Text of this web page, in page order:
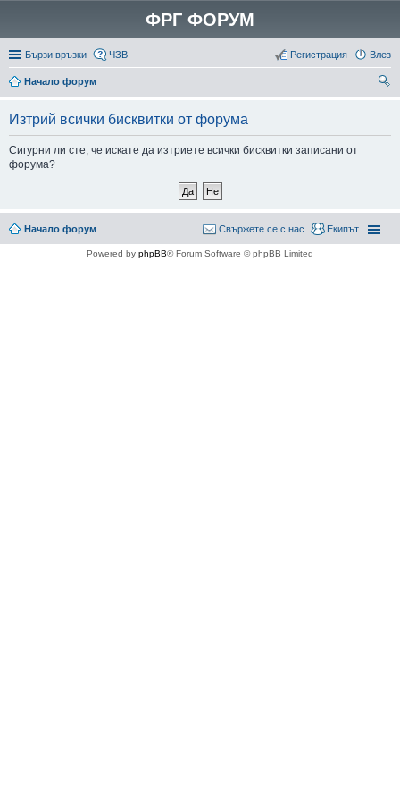
ФРГ ФОРУМ
Бързи връзки ЧЗВ Влез
Регистрация
Начало форум
Изтрий всички бисквитки от форума
Сигурни ли сте, че искате да изтриете всички бисквитки записани от
форума?
Начало форум Екипът
Свържете се с нас
Powered by phpBB® Forum Software © phpBB Limited